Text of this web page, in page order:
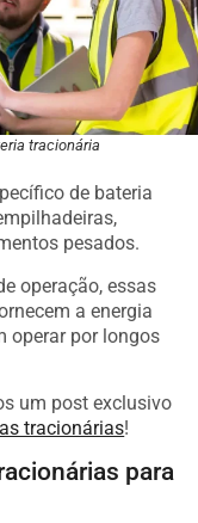
tracionária
de bateria
pesados.
operação, essas
a energia
operar por longos
um post exclusivo
tracionárias!
para